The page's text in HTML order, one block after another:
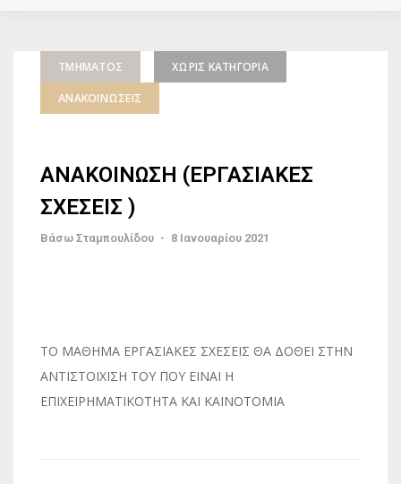
ΤΜΉΜΑΤΟΣ ΧΩΡΊΣ ΚΑΤΗΓΟΡΊΑ
ΑΝΑΚΟΙΝΏΣΕΙΣ
ΑΝΑΚΟΙΝΩΣΗ (ΕΡΓΑΣΙΑΚΕΣ
ΣΧΕΣΕΙΣ )
Βάσω Σταμπουλίδου - 8 Ιανουαρίου 2021
ΤΟ ΜΑΘΗΜΑ ΕΡΓΑΣΙΑΚΕΣ ΣΧΕΣΕΙΣ ΘΑ ΔΟΘΕΙ ΣΤΗΝ
ΑΝΤΙΣΤΟΙΧΙΣΗ ΤΟΥ ΠΟΥ ΕΙΝΑΙ Η
ΕΠΙΧΕΙΡΗΜΑΤΙΚΟΤΗΤΑ ΚΑΙ ΚΑΙΝΟΤΟΜΙΑ